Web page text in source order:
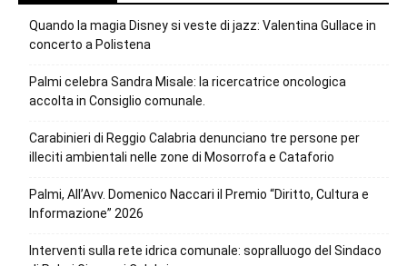
Quando la magia Disney si veste di jazz: Valentina Gullace in
concerto a Polistena
Palmi celebra Sandra Misale: la ricercatrice oncologica
accolta in Consiglio comunale.
Carabinieri di Reggio Calabria denunciano tre persone per
illeciti ambientali nelle zone di Mosorrofa e Cataforio
Palmi, All’Avv. Domenico Naccari il Premio “Diritto, Cultura e
Informazione” 2026
Interventi sulla rete idrica comunale: sopralluogo del Sindaco